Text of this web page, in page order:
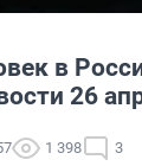
в
26
1 398 3